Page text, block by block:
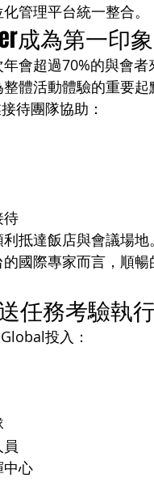
管理平台統一整合。
成為第一印
會超過70%的與會者
體活動體驗的重要起
待團隊協助：
待
抵達飯店與會議場地
國際專家而言，順
任務考驗執
投入：
中心